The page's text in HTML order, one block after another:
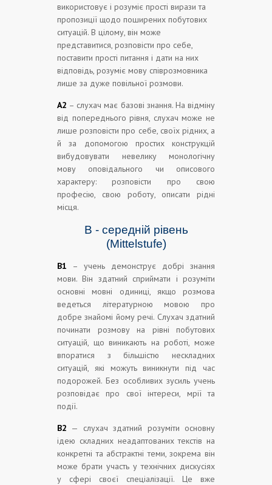
використовує і розуміє прості вирази та
пропозиції щодо поширених побутових
ситуацій. В цілому, він може
представитися, розповісти про себе,
поставити прості питання і дати на них
відповідь, розуміє мову співрозмовника
лише за дуже повільної розмови.
А2 – слухач має базові знання. На відміну
від попереднього рівня, слухач може не
лише розповісти про себе, своїх рідних, а
й за допомогою простих конструкцій
вибудовувати невелику монологічну
мову оповідального чи описового
характеру: розповісти про свою
професію, свою роботу, описати рідні
місця.
В - середній рівень
(Mittelstufe)
В1 – учень демонструє добрі знання
мови. Він здатний сприймати і розуміти
основні мовні одиниці, якщо розмова
ведеться літературною мовою про
добре знайомі йому речі. Слухач здатний
починати розмову на рівні побутових
ситуацій, що виникають на роботі, може
впоратися з більшістю нескладних
ситуацій, які можуть виникнути під час
подорожей. Без особливих зусиль учень
розповідає про свої інтереси, мрії та
події.
В2 — слухач здатний розуміти основну
ідею складних неадаптованих текстів на
конкретні та абстрактні теми, зокрема він
може брати участь у технічних дискусіях
у сфері своєї спеціалізації. Це вже